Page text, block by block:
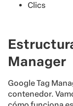
Clics
Manager
Google Tag
contenedor.